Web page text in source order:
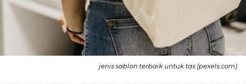
jenis sablon terbaik untuk tas (pexels.com)